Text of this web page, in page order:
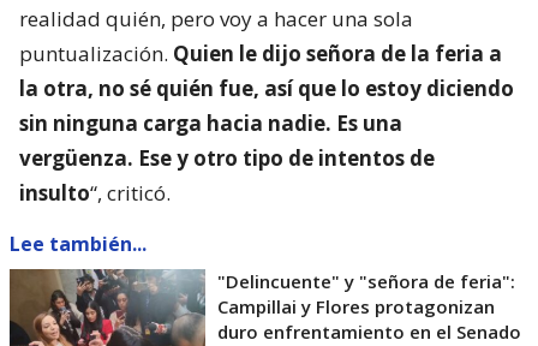
realidad quién, pero voy a hacer una sola
puntualización. Quien le dijo señora de la feria a
la otra, no sé quién fue, así que lo estoy diciendo
sin ninguna carga hacia nadie. Es una
vergüenza. Ese y otro tipo de intentos de
insulto“, criticó.
Lee también...
"Delincuente" y "señora de feria":
Campillai y Flores protagonizan
duro enfrentamiento en el Senado